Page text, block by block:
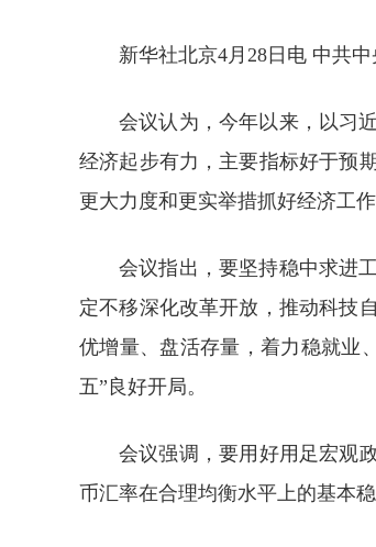
新华社北京4月28日电 中共
会议认为，今年以来，以习
经济起步有力，主要指标好于预
更大力度和更实举措抓好经济工作
会议指出，要坚持稳中求进
定不移深化改革开放，推动科技
优增量、盘活存量，着力稳就业
五”良好开局。
会议强调，要用好用足宏观
币汇率在合理均衡水平上的基本